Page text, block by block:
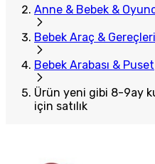
Anne & Bebek &
Bebek Araç & Gereçleri
Bebek Arabası & Puset
Ürün yeni gibi 8-9ay
için satılık